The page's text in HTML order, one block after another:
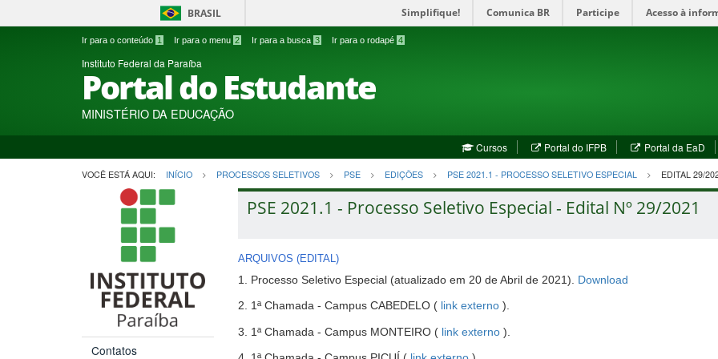
BRASIL Simplifique! Comunica BR Participe Acesso à
Ir para o conteúdo 1 Ir para o menu 2 Ir para a busca 3 Ir para o rodapé 4
Instituto Federal da Paraíba
Portal do Estudante
MINISTÉRIO DA EDUCAÇÃO
Cursos Portal do IFPB(abre
em
nova
janela)
Portal da EaD
em
VOCÊ ESTÁ AQUI: INÍCIO PROCESSOS SELETIVOS PSE EDIÇÕES PSE 2021.1 - PROCESSO SELETIVO ESPECIAL EDITAL 29/
Contatos
PSE 2021.1 - Processo Seletivo Especial - Edital Nº 29/2021
ARQUIVOS (EDITAL)
1. Processo Seletivo Especial (atualizado em 20 de Abril de 2021). Download
2. 1ª Chamada - Campus CABEDELO ( link externo -
em
).
3. 1ª Chamada - Campus MONTEIRO ( link externo -).